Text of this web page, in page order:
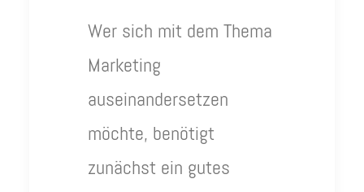
Wer sich mit dem Thema
Marketing
auseinandersetzen
möchte, benötigt
zunächst ein gutes